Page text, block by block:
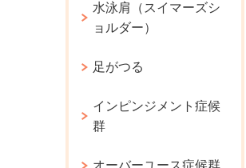
水泳肩（スイマーズシ
ョルダー）
足がつる
インピンジメント症候
群